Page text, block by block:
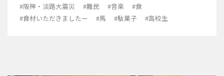
#阪神・淡路大震災
#難民 #音楽
#食
#食材いただきましたー
#馬 #駄菓子 #高校生